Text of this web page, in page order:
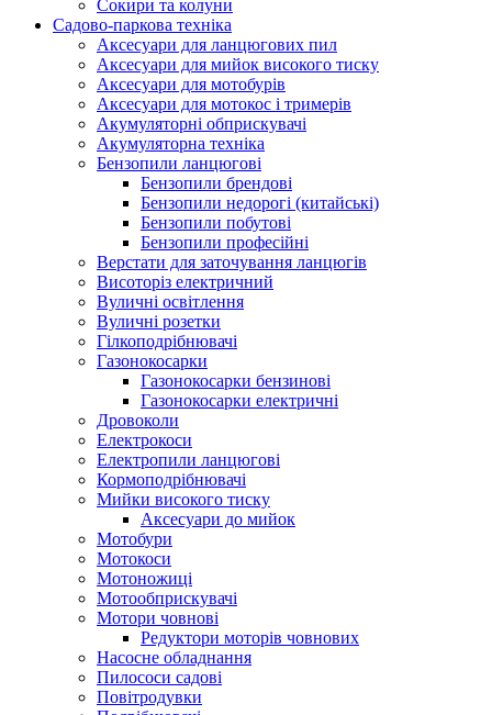
Сокири та колуни
Садово-паркова техніка
Аксесуари для ланцюгових пил
Аксесуари для мийок високого тиску
Аксесуари для мотобурів
Аксесуари для мотокос і тримерів
Акумуляторні обприскувачі
Акумуляторна техніка
Бензопили ланцюгові
Бензопили брендові
Бензопили недорогі (китайські)
Бензопили побутові
Бензопили професійні
Верстати для заточування ланцюгів
Висоторіз електричний
Вуличні освітлення
Вуличні розетки
Гілкоподрібнювачі
Газонокосарки
Газонокосарки бензинові
Газонокосарки електричні
Дровоколи
Електрокоси
Електропили ланцюгові
Кормоподрібнювачі
Мийки високого тиску
Аксесуари до мийок
Мотобури
Мотокоси
Мотоножиці
Мотообприскувачі
Мотори човнові
Редуктори моторів човнових
Насосне обладнання
Пилососи садові
Повітродувки